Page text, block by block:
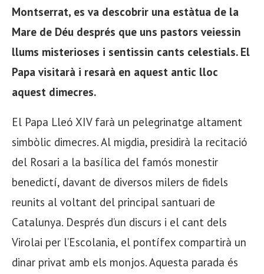
Montserrat, es va descobrir una estàtua de la
Mare de Déu després que uns pastors veiessin
llums misterioses i sentissin cants celestials. El
Papa visitarà i resarà en aquest antic lloc
aquest dimecres.
El Papa Lleó XIV farà un pelegrinatge altament
simbòlic dimecres. Al migdia, presidirà la recitació
del Rosari a la basílica del famós monestir
benedictí, davant de diversos milers de fidels
reunits al voltant del principal santuari de
Catalunya. Després d’un discurs i el cant dels
Virolai per l’Escolania, el pontífex compartirà un
dinar privat amb els monjos. Aquesta parada és